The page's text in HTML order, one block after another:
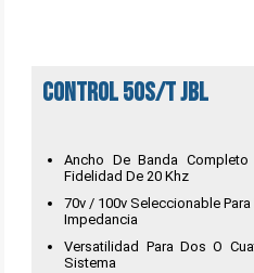
CONTROL 50S/T JBL
Ancho De Banda
Fidelidad De 20 Khz
70v / 100v Seleccionable
Impedancia
Versatilidad Para Dos O
Sistema